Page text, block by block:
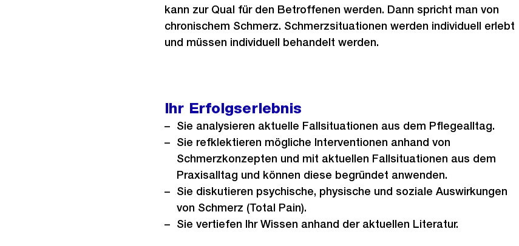
kann zur Qual für den Betroffenen werden. Dann spricht man von
chronischem Schmerz. Schmerzsituationen werden individuell erlebt
und müssen individuell behandelt werden.
Ihr Erfolgserlebnis
Sie analysieren aktuelle Fallsituationen aus dem Pflegealltag.
Sie refklektieren mögliche Interventionen anhand von
Schmerzkonzepten und mit aktuellen Fallsituationen aus dem
Praxisalltag und können diese begründet anwenden.
Sie diskutieren psychische, physische und soziale Auswirkungen
von Schmerz (Total Pain).
Sie vertiefen Ihr Wissen anhand der aktuellen Literatur.